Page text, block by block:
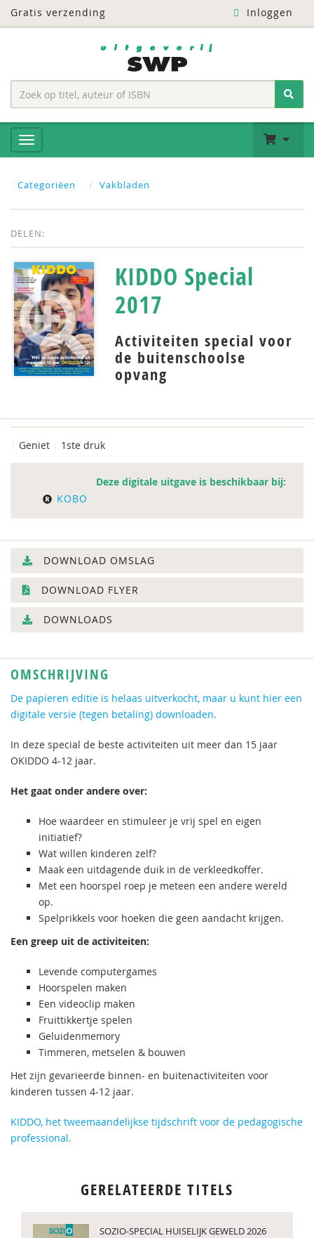
Gratis verzending Inloggen
Categoriëen Vakbladen
DELEN:
KIDDO Special
2017
Activiteiten special voor
de buitenschoolse
opvang
Geniet 1ste druk
Deze digitale uitgave is beschikbaar bij:
KOBO
DOWNLOAD OMSLAG
DOWNLOAD FLYER
DOWNLOADS
OMSCHRIJVING
De papieren editie is helaas uitverkocht, maar u kunt hier een
digitale versie (tegen betaling) downloaden.
In deze special de beste activiteiten uit meer dan 15 jaar
OKIDDO 4-12 jaar.
Het gaat onder andere over:
Hoe waardeer en stimuleer je vrij spel en eigen
initiatief?
Wat willen kinderen zelf?
Maak een uitdagende duik in de verkleedkoffer.
Met een hoorspel roep je meteen een andere wereld
op.
Spelprikkels voor hoeken die geen aandacht krijgen.
Een greep uit de activiteiten:
Levende computergames
Hoorspelen maken
Een videoclip maken
Fruittikkertje spelen
Geluidenmemory
Timmeren, metselen & bouwen
Het zijn gevarieerde binnen- en buitenactiviteiten voor
kinderen tussen 4-12 jaar.
KIDDO, het tweemaandelijkse tijdschrift voor de pedagogische
professional.
GERELATEERDE TITELS
SOZIO-SPECIAL HUISELIJK GEWELD 2026